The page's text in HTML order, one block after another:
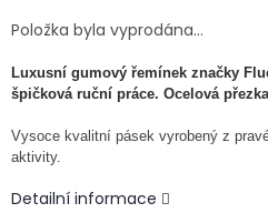
Položka byla vyprodána…
Luxusní gumový řemínek značky
špičková ruční práce. Ocelová
Vysoce kvalitní pásek vyrobený z
aktivity.
Detailní informace